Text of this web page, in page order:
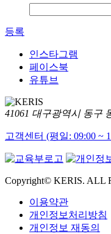
등록
인스타그램
페이스북
유튜브
41061 대구광역시 동구
고객센터 (평일: 09:00 ~
Copyright© KERIS. ALL
이용약관
개인정보처리방침
개인정보 재동의